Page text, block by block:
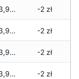
13,975 zł -2 zł
13,975 zł -2 zł
13,975 zł -2 zł
13,965 zł -2 zł